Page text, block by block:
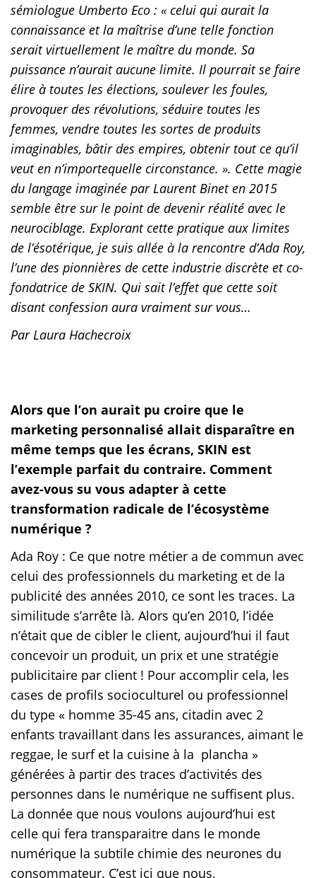
sémiologue Umberto Eco : « celui qui aurait la
connaissance et la maîtrise d’une telle fonction
serait virtuellement le maître du monde. Sa
puissance n’aurait aucune limite. Il pourrait se faire
élire à toutes les élections, soulever les foules,
provoquer des révolutions, séduire toutes les
femmes, vendre toutes les sortes de produits
imaginables, bâtir des empires, obtenir tout ce qu’il
veut en n’importequelle circonstance. ». Cette magie
du langage imaginée par Laurent Binet en 2015
semble être sur le point de devenir réalité avec le
neurociblage. Explorant cette pratique aux limites
de l’ésotérique, je suis allée à la rencontre d’Ada Roy,
l’une des pionnières de cette industrie discrète et co-
fondatrice de SKIN. Qui sait l’effet que cette soit
disant confession aura vraiment sur vous…
Par Laura Hachecroix
Alors que l’on aurait pu croire que le
marketing personnalisé allait disparaître en
même temps que les écrans, SKIN est
l’exemple parfait du contraire. Comment
avez-vous su vous adapter à cette
transformation radicale de l’écosystème
numérique ?
Ada Roy : Ce que notre métier a de commun avec
celui des professionnels du marketing et de la
publicité des années 2010, ce sont les traces. La
similitude s’arrête là. Alors qu’en 2010, l’idée
n’était que de cibler le client, aujourd’hui il faut
concevoir un produit, un prix et une stratégie
publicitaire par client ! Pour accomplir cela, les
cases de profils socioculturel ou professionnel
du type « homme 35-45 ans, citadin avec 2
enfants travaillant dans les assurances, aimant le
reggae, le surf et la cuisine à la plancha »
générées à partir des traces d’activités des
personnes dans le numérique ne suffisent plus.
La donnée que nous voulons aujourd’hui est
celle qui fera transparaitre dans le monde
numérique la subtile chimie des neurones du
consommateur. C’est ici que nous,